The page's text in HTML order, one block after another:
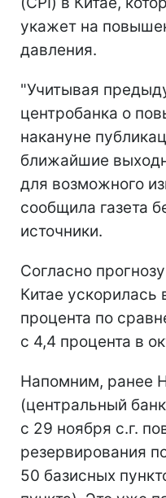
укажет на
давления.
"Учитывая
центробанка о
накануне
ближайшие
для возможного
сообщила газета
источники.
Согласно
Китае ускорилась
процента по
с 4,4 процента в
Напомним, ранее
(центральный
с 29 ноября с.г.
резервирования
50 базисных